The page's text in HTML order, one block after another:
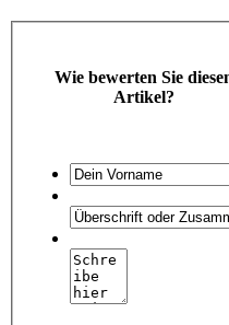
Wie bewerten Sie
Artikel?